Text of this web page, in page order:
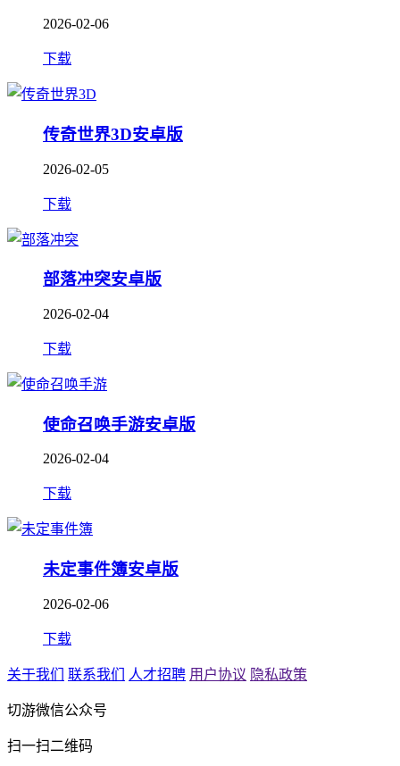
2026-02-06
下载
传奇世界3D安卓版
2026-02-05
下载
部落冲突安卓版
2026-02-04
下载
使命召唤手游安卓版
2026-02-04
下载
未定事件簿安卓版
2026-02-06
下载
关于我们 联系我们 人才招聘 用户协议 隐私政策
切游微信公众号
扫一扫二维码